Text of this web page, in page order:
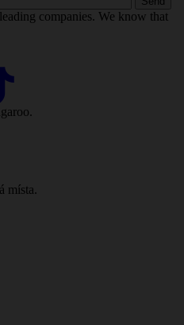
companies. We know that
místa.